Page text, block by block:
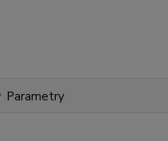
Parametry